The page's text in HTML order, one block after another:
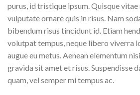
purus, id tristique ipsum. Quisque
vulputate ornare quis in risus. Nam
bibendum risus tincidunt id. Etiam
volutpat tempus, neque libero viverra
augue eu metus. Aenean elementum
gravida sit amet et risus. Suspendisse
quam, vel semper mi tempus ac.